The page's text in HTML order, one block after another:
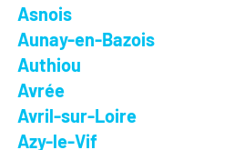
Asnois
Aunay-en-Bazois
Authiou
Avrée
Avril-sur-Loire
Azy-le-Vif